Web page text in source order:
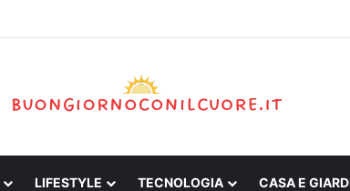
LIFESTYLE TECNOLOGIA CASA E